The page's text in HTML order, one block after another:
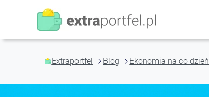
Extraportfel Blog Ekonomia na co dzień